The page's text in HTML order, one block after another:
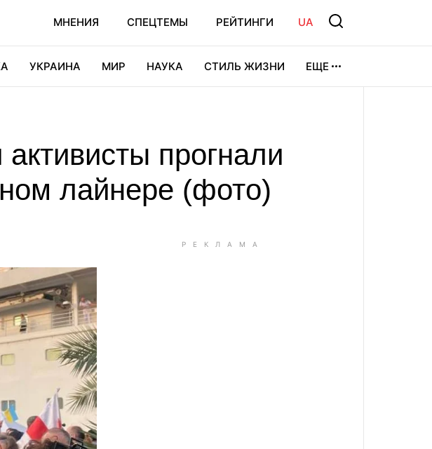
МНЕНИЯ СПЕЦТЕМЫ РЕЙТИНГИ UA
УКРАИНА МИР НАУКА СТИЛЬ ЖИЗНИ ЕЩЕ
прогнали
лайнере (фото)